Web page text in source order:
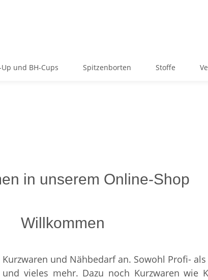
Up und BH-Cups Spitzenborten Stoffe
in unserem Online-Shop
Willkommen
und Nähbedarf an. Sowohl Profi-
vieles mehr. Dazu noch Kurzwaren wie